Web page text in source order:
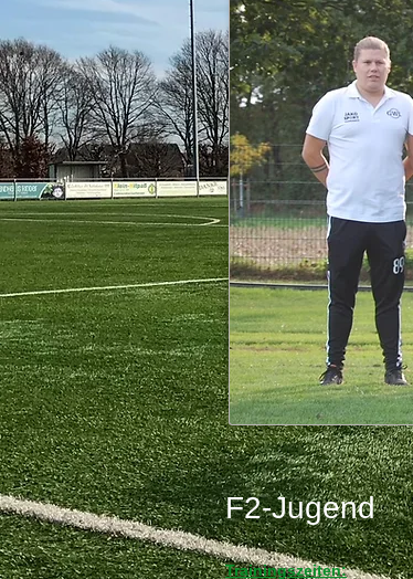
F2-Jugend
Trainingszeiten: